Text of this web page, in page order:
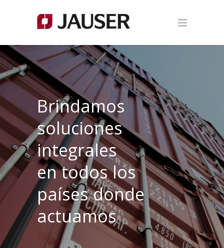
Brindamos
soluciones
integrales
en todos los
países donde
actuamos